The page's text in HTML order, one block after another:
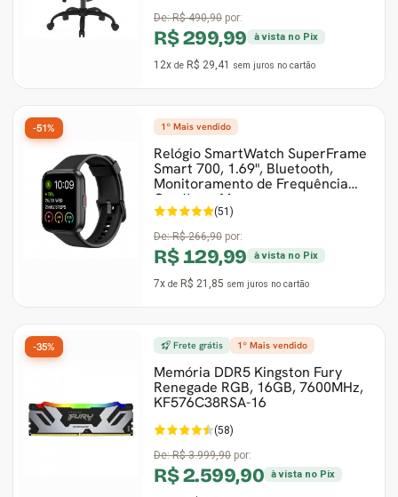
De:R$ 490,90 por:
R$ 299,99 à vista no Pix
12x de R$ 29,41 sem juros no cartão
1º Mais vendido
Relógio SmartWatch SuperFrame
Smart 700, 1.69", Bluetooth,
Monitoramento de Frequência
Cardíaca, Mus
(51)
De:R$ 266,90 por:
R$ 129,99 à vista no Pix
7x de R$ 21,85 sem juros no cartão
-51%
Frete grátis 1º Mais vendido
Memória DDR5 Kingston Fury
Renegade RGB, 16GB, 7600MHz,
KF576C38RSA-16
(58)
De:R$ 3.999,90 por:
R$ 2.599,90 à vista no Pix
-35%